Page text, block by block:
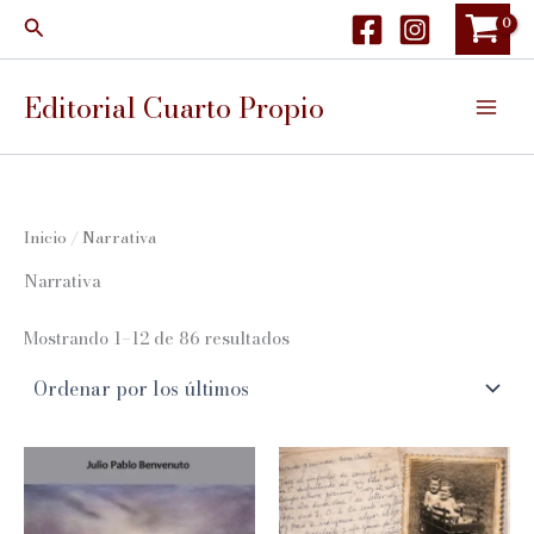
Buscar
Editorial Cuarto Propio
Inicio / Narrativa
Narrativa
Mostrando 1–12 de 86 resultadosOrdenado